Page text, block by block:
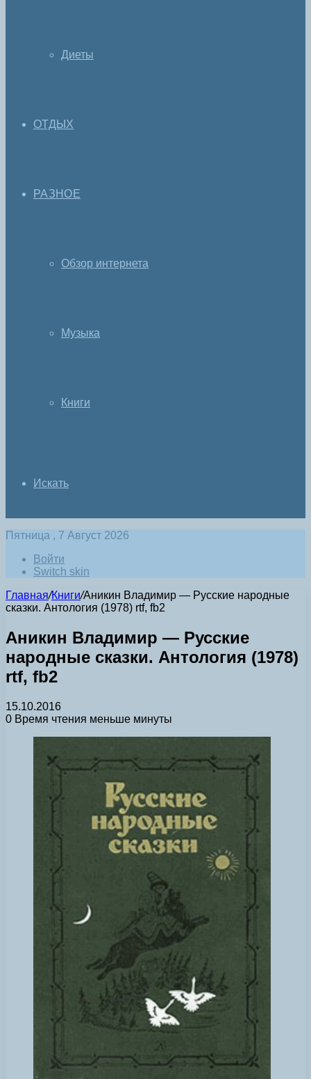
Диеты
ОТДЫХ
РАЗНОЕ
Обзор интернета
Музыка
Книги
Искать
Пятница , 7 Август 2026
Войти
Switch skin
Главная/Книги/Аникин Владимир — Русские народные
сказки. Антология (1978) rtf, fb2
Аникин Владимир — Русские
народные сказки. Антология (1978)
rtf, fb2
15.10.2016
0 Время чтения меньше минуты